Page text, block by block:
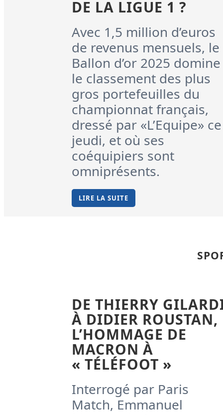
DE LA LIGUE 1 ?
Avec 1‚5 million d’euros
de revenus mensuels, le
Ballon d’or 2025 domine
le classement des plus
gros portefeuilles du
championnat français,
dressé par «L’Equipe» ce
jeudi, et où ses
coéquipiers sont
omniprésents.
LIRE LA SUITE
DE THIERRY
À DIDIER ROUSTAN,
L’HOMMAGE DE
MACRON À
« TÉLÉFOOT »
Interrogé par Paris
Match, Emmanuel